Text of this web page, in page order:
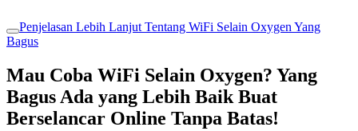
Penjelasan Lebih Lanjut Tentang WiFi Selain Oxygen Yang
Bagus
Mau Coba WiFi Selain Oxygen? Yang
Bagus Ada yang Lebih Baik Buat
Berselancar Online Tanpa Batas!